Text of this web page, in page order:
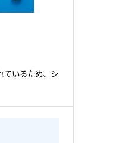
ているため、シ